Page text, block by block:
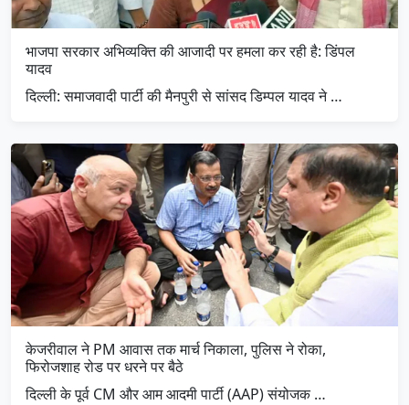
भाजपा सरकार अभिव्यक्ति की आजादी पर हमला कर रही है: डिंपल
यादव
दिल्ली: समाजवादी पार्टी की मैनपुरी से सांसद डिम्पल यादव ने …
केजरीवाल ने PM आवास तक मार्च निकाला, पुलिस ने रोका,
फिरोजशाह रोड पर धरने पर बैठे
दिल्ली के पूर्व CM और आम आदमी पार्टी (AAP) संयोजक …